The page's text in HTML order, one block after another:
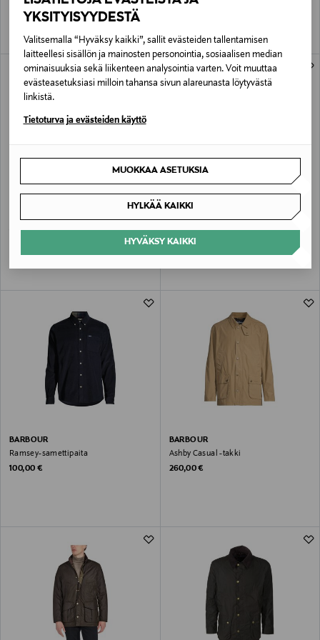
YKSITYISYYDESTÄ
Valitsemalla “Hyväksy kaikki”, sallit evästeiden tallentamisen
laitteellesi sisällön ja mainosten personointia, sosiaalisen median
ominaisuuksia sekä liikenteen analysointia varten. Voit muuttaa
evästeasetuksiasi milloin tahansa sivun alareunasta löytyvästä
linkistä.
Tietoturva ja evästeiden käyttö
MUOKKAA ASETUKSIA
HYLKÄÄ KAIKKI
HYVÄKSY KAIKKI
Original Price
120,00 €
BARBOUR
Original Price
150,00 €
BARBOUR
Ramsey-samettipaita
Original Price
100,00 €
BARBOUR
Ashby Casual -takki
Original Price
260,00 €